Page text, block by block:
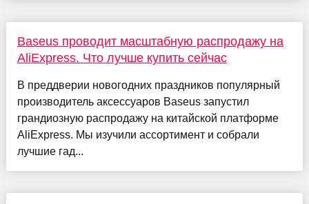
Baseus проводит масштабную распродажу на
AliExpress. Что лучше купить сейчас
В преддверии новогодних праздников популярный
производитель аксессуаров Baseus запустил
грандиозную распродажу на китайской платформе
AliExpress. Мы изучили ассортимент и собрали
лучшие гад...